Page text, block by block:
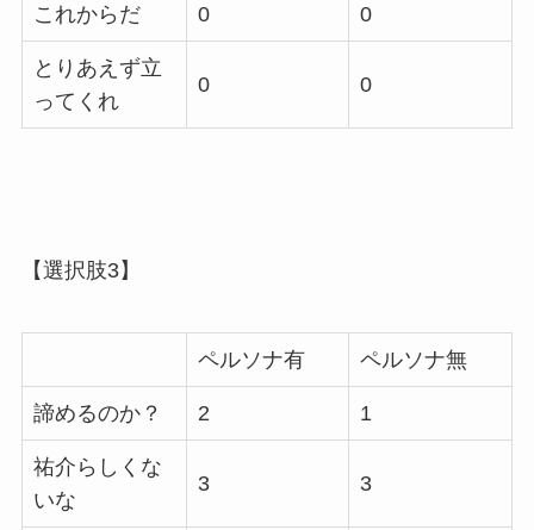
これからだ 0 0
とりあえず立
ってくれ
0 0
【選択肢3】
ペルソナ有 ペルソナ無
諦めるのか？ 2 1
祐介らしくな
いな
3 3